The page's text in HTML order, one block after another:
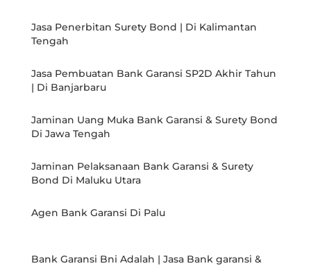
Jasa Penerbitan Surety Bond | Di Kalimantan
Tengah
Jasa Pembuatan Bank Garansi SP2D Akhir Tahun
| Di Banjarbaru
Jaminan Uang Muka Bank Garansi & Surety Bond
Di Jawa Tengah
Jaminan Pelaksanaan Bank Garansi & Surety
Bond Di Maluku Utara
Agen Bank Garansi Di Palu
Bank Garansi Bni Adalah | Jasa Bank garansi &